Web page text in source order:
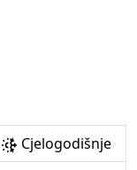
Cjelogodišnje